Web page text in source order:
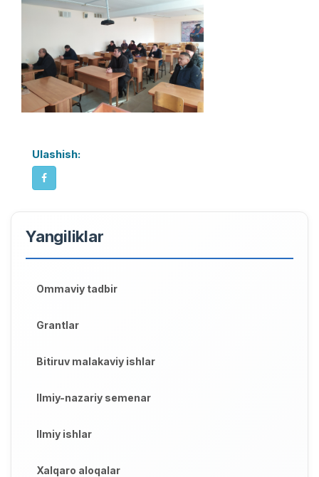
Ulashish:
Yangiliklar
Ommaviy tadbir
Grantlar
Bitiruv malakaviy ishlar
Ilmiy-nazariy semenar
Ilmiy ishlar
Xalqaro aloqalar